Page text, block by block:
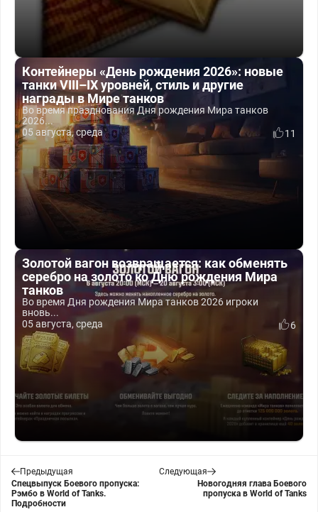
Контейнеры «День рождения 2026»: новые
танки VIII–IX уровней, стиль и другие
награды в Мире танков
Во время празднования Дня рождения Мира танков
2026...
05 августа, среда
11
Золотой вагон возвращается: как обменять
серебро на золото ко Дню рождения Мира
танков
Во время Дня рождения Мира танков 2026 игроки
вновь...
05 августа, среда
6
Предыдущая
Спецвыпуск Боевого пропуска:
Рэмбо в World of Tanks.
Подробности
Следующая
Новогодняя глава Боевого
пропуска в World of Tanks